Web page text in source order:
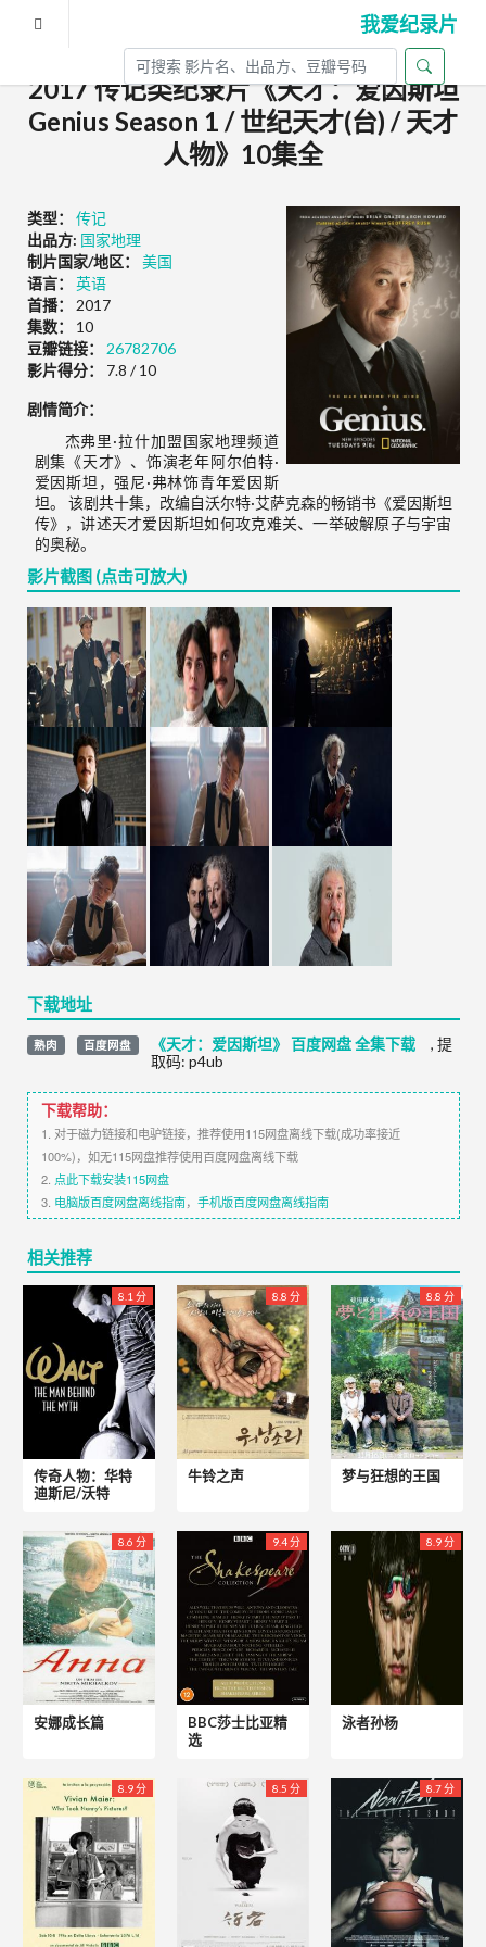
我爱纪录片
2017 传记类纪录片《天才：爱因斯坦
Genius Season 1 / 世纪天才(台) / 天才
人物》10集全
类型：
传记
出品方: 国家地理
制片国家/地区：
美国
语言：
英语
首播：
2017
集数：
10
豆瓣链接：
26782706
影片得分：
7.8 / 10
剧情简介：
杰弗里·拉什加盟国家地理频道
剧集《天才》、饰演老年阿尔伯特·
爱因斯坦，强尼·弗林饰青年爱因斯
坦。 该剧共十集，改编自沃尔特·艾萨克森的畅销书《爱因斯坦
传》，讲述天才爱因斯坦如何攻克难关、一举破解原子与宇宙
的奥秘。
影片截图 (点击可放大)
下载地址
熟肉 百度网盘 《天才：爱因斯坦》 百度网盘 全集下载 , 提
取码: p4ub
下载帮助：
1. 对于磁力链接和电驴链接，推荐使用115网盘离线下载(成功率接近
100%)，如无115网盘推荐使用百度网盘离线下载
2. 点此下载安装115网盘
3. 电脑版百度网盘离线指南， 手机版百度网盘离线指南
相关推荐
8.1 分
传奇人物：华特
迪斯尼/沃特
8.8 分
牛铃之声
8.8 分
梦与狂想的王国
8.6 分
安娜成长篇
9.4 分
BBC莎士比亚精
选
8.9 分
泳者孙杨
8.9 分 8.5 分 8.7 分